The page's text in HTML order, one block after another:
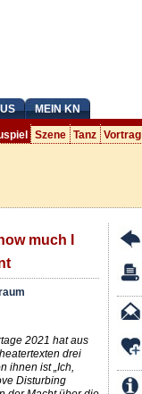
MEIN KN
Szene Tanz Vortrag
much I
2021 hat aus
drei
ihnen ist „Ich,
Disturbing